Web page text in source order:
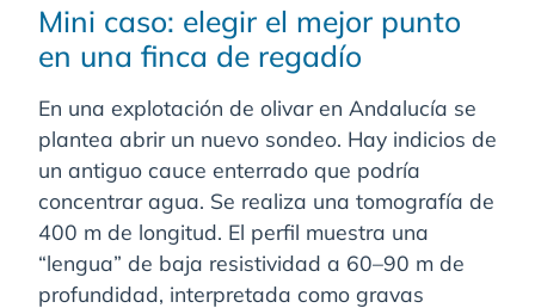
Mini caso: elegir el mejor punto
en una finca de regadío
En una explotación de olivar en Andalucía se
plantea abrir un nuevo sondeo. Hay indicios de
un antiguo cauce enterrado que podría
concentrar agua. Se realiza una tomografía de
400 m de longitud. El perfil muestra una
“lengua” de baja resistividad a 60–90 m de
profundidad, interpretada como gravas